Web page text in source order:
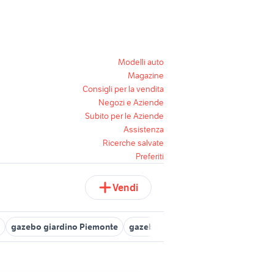
Modelli auto
Magazine
Consigli per la vendita
Negozi e Aziende
Subito per le Aziende
Assistenza
Ricerche salvate
Preferiti
Vendi
gazebo giardino Piemonte gazebo pergola 4x4